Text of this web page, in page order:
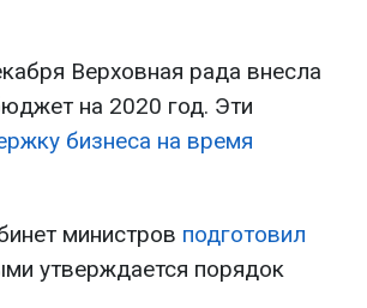
Верховная рада внесла
на 2020 год. Эти
бизнеса на время
министров подготовил
утверждается порядок